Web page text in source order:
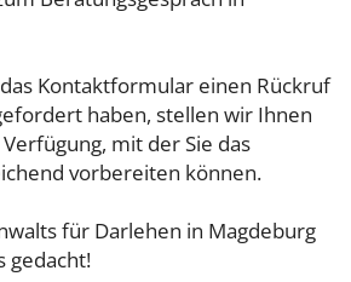
Kontaktformular einen Rückruf
haben, stellen wir Ihnen
mit der Sie das
vorbereiten können.
für Darlehen in Magdeburg
gedacht!